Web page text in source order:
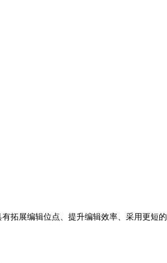
有拓展编辑位点、提升编辑效率、采用更短的